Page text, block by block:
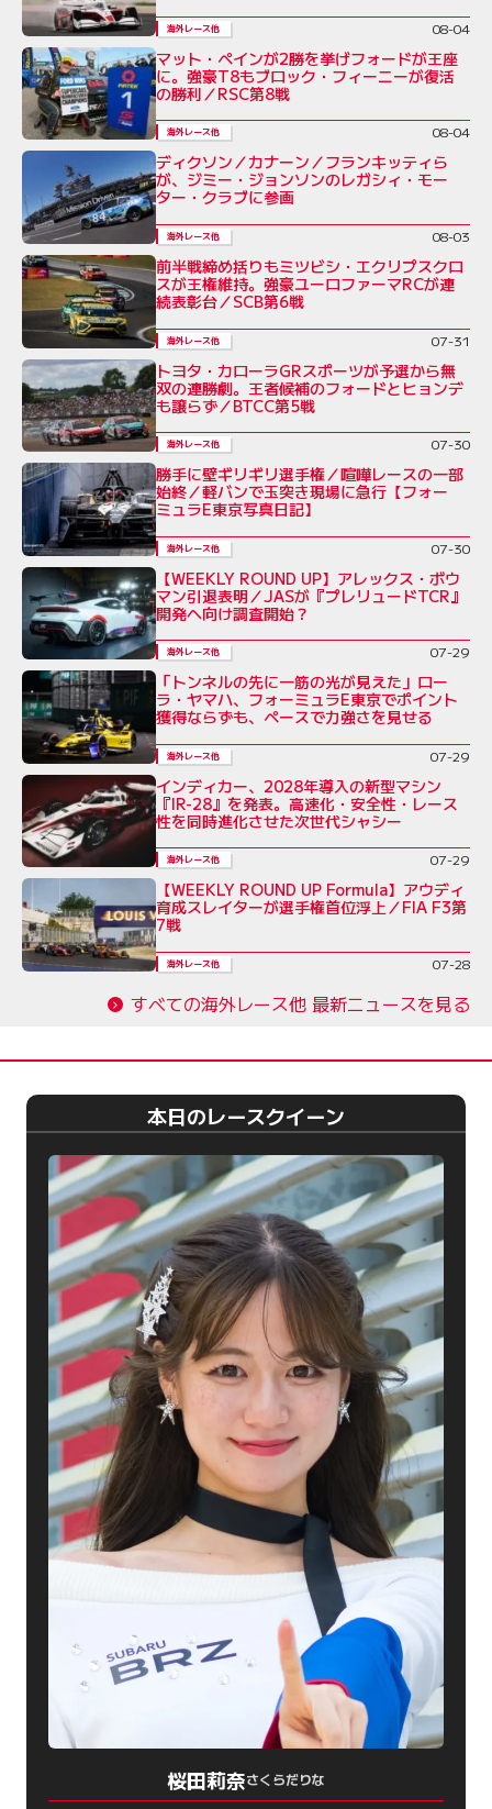
海外レース他 08-04
マット・ペインが2勝を挙げフォードが王座
に。強豪T8もブロック・フィーニーが復活
の勝利／RSC第8戦
海外レース他 08-04
ディクソン／カナーン／フランキッティら
が、ジミー・ジョンソンのレガシィ・モー
ター・クラブに参画
海外レース他 08-03
前半戦締め括りもミツビシ・エクリプスクロ
スが王権維持。強豪ユーロファーマRCが連
続表彰台／SCB第6戦
海外レース他 07-31
トヨタ・カローラGRスポーツが予選から無
双の連勝劇。王者候補のフォードとヒョンデ
も譲らず／BTCC第5戦
海外レース他 07-30
勝手に壁ギリギリ選手権／喧嘩レースの一部
始終／軽バンで玉突き現場に急行【フォー
ミュラE東京写真日記】
海外レース他 07-30
【WEEKLY ROUND UP】アレックス・ボウ
マン引退表明／JASが『プレリュードTCR』
開発へ向け調査開始？
海外レース他 07-29
「トンネルの先に一筋の光が見えた」ロー
ラ・ヤマハ、フォーミュラE東京でポイント
獲得ならずも、ペースで力強さを見せる
海外レース他 07-29
インディカー、2028年導入の新型マシン
『IR-28』を発表。高速化・安全性・レース
性を同時進化させた次世代シャシー
海外レース他 07-29
【WEEKLY ROUND UP Formula】アウディ
育成スレイターが選手権首位浮上／FIA F3第
7戦
海外レース他 07-28
すべての海外レース他 最新ニュースを見る
本日のレースクイーン
桜田莉奈さくらだりな